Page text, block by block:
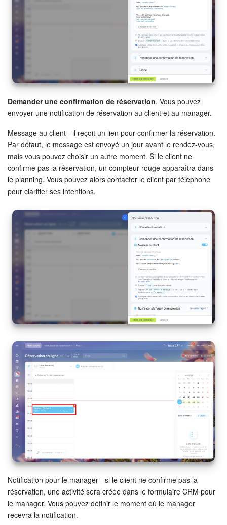
Market (Applications)
Centre de contact
Widget de l'employé
Téléphonie
Paramètres
Bitrix24 Messenger
Questions générales
COMPTE GRATUIT
CONNEXION
Demander une confirmation de réservation. Vous pouvez
envoyer une notification de réservation au client et au manager.
Message au client - il reçoit un lien pour confirmer la réservation.
Par défaut, le message est envoyé un jour avant le rendez-vous,
mais vous pouvez choisir un autre moment. Si le client ne
confirme pas la réservation, un compteur rouge apparaîtra dans
le planning. Vous pouvez alors contacter le client par téléphone
pour clarifier ses intentions.
Notification pour le manager - si le client ne confirme pas la
réservation, une activité sera créée dans le formulaire CRM pour
le manager. Vous pouvez définir le moment où le manager
recevra la notification.